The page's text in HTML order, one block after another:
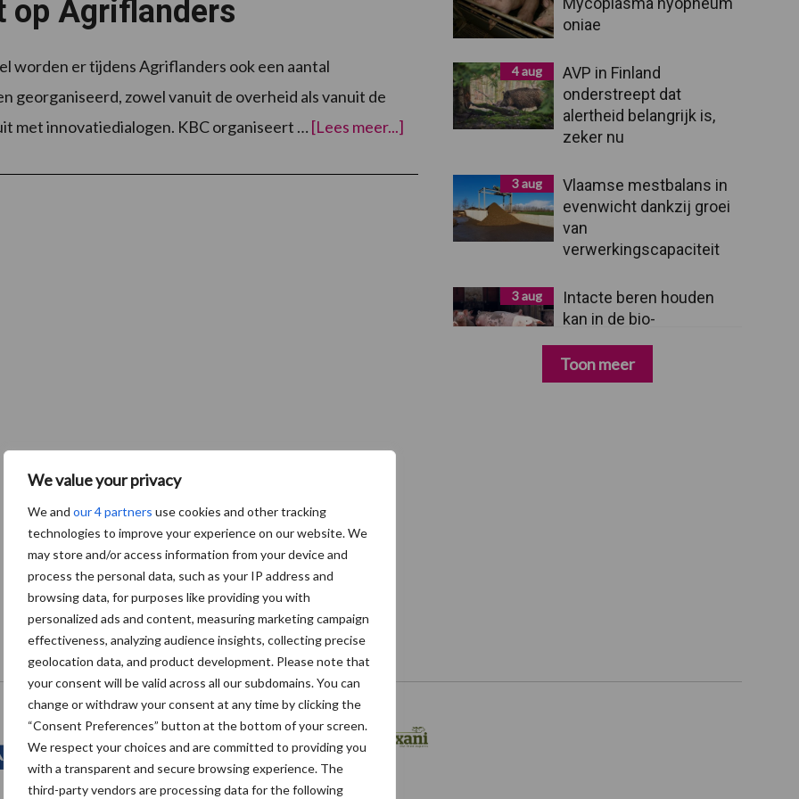
We value your privacy
We and our 4 partners use cookies and other tracking
technologies to improve your experience on our website. We
may store and/or access information from your device and
process the personal data, such as your IP address and
browsing data, for purposes like providing you with
personalized ads and content, measuring marketing campaign
effectiveness, analyzing audience insights, collecting precise
geolocation data, and product development. Please note that
your consent will be valid across all our subdomains. You can
change or withdraw your consent at any time by clicking the
“Consent Preferences” button at the bottom of your screen.
We respect your choices and are committed to providing you
with a transparent and secure browsing experience. The
third-party vendors are processing data for the following
op Agriflanders
worden er tijdens Agriflanders ook een aantal
georganiseerd, zowel vanuit de overheid als vanuit de
met innovatiedialogen. KBC organiseert … [Lees meer...]overStudiedagen,
innovatiedagen,
politiek
Agriflanders
oniae
4 aug
AVP in Finland
onderstreept dat
alertheid belangrijk is,
zeker nu
3 aug
Vlaamse mestbalans in
evenwicht dankzij groei
van
verwerkingscapaciteit
3 aug
Intacte beren houden
kan in de bio-
dan moet alles kloppen
Toon meer
Onze brandpartners